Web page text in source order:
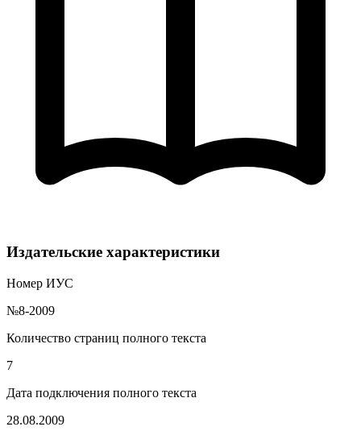
Издательские характеристики
Номер ИУС
№8-2009
Количество страниц полного текста
7
Дата подключения полного текста
28.08.2009